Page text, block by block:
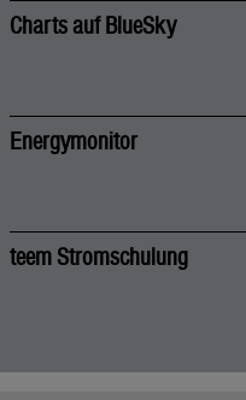
Charts auf BlueSky
Energymonitor
teem Stromschulung